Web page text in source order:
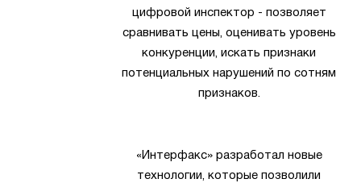
цифровой инспектор - позволяет
сравнивать цены, оценивать уровень
конкуренции, искать признаки
потенциальных нарушений по сотням
признаков.
«Интерфакс» разработал новые
технологии, которые позволили